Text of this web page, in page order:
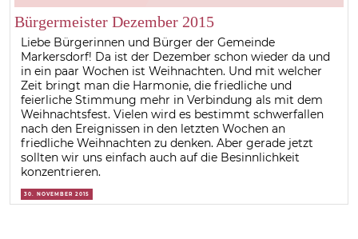
Bürgermeister Dezember 2015
Liebe Bürgerinnen und Bürger der Gemeinde
Markersdorf! Da ist der Dezember schon wieder da und
in ein paar Wochen ist Weihnachten. Und mit welcher
Zeit bringt man die Harmonie, die friedliche und
feierliche Stimmung mehr in Verbindung als mit dem
Weihnachtsfest. Vielen wird es bestimmt schwerfallen
nach den Ereignissen in den letzten Wochen an
friedliche Weihnachten zu denken. Aber gerade jetzt
sollten wir uns einfach auch auf die Besinnlichkeit
konzentrieren.
30. NOVEMBER 2015